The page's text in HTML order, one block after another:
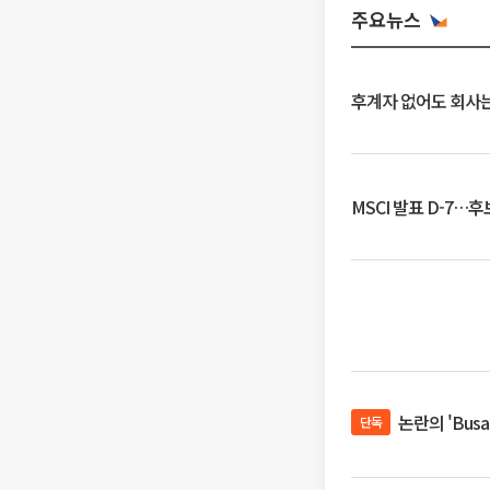
주요뉴스
후계자 없어도 회사
MSCI 발표 D-7…후
단독 논란의